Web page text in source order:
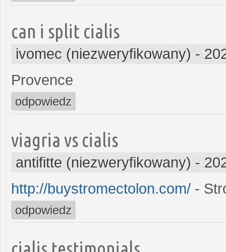
can i split cialis
ivomec (niezweryfikowany) -
Provence
odpowiedz
viagria vs cialis
antifitte (niezweryfikowany) -
http://buystromectolon.com/ -
odpowiedz